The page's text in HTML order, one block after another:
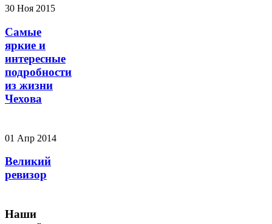
30 Ноя 2015
Самые
яркие и
интересные
подробности
из жизни
Чехова
01 Апр 2014
Великий
ревизор
Наши